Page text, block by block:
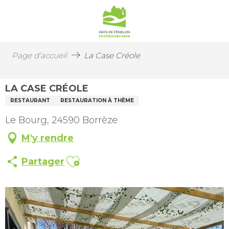
Page d’accueil La Case Créole
LA CASE CRÉOLE
RESTAURANT RESTAURATION À THÈME
Le Bourg, 24590 Borrèze
M'y rendre
Partager Ajouter aux favoris